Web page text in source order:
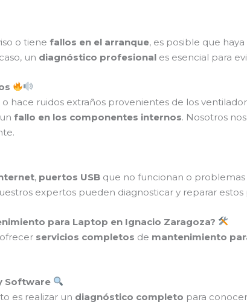
o tiene fallos en el arranque, es posible que
un diagnóstico profesional es esencial para
o hace ruidos extraños provenientes de los
fallo en los componentes internos. Nosotros
, puertos USB que no funcionan o problemas
expertos pueden diagnosticar y reparar
para Laptop en Ignacio Zaragoza?
servicios completos de mantenimiento
Software
es realizar un diagnóstico completo para